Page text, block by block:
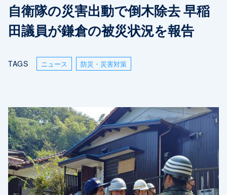
自衛隊の災害出動で倒木除去 早稲
田議員が鎌倉の被災状況を報告
TAGS ニュース 防災・災害対策